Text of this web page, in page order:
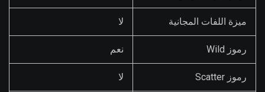
ميزة اللفات المجانية لا
رموز Wild نعم
رموز Scatter لا